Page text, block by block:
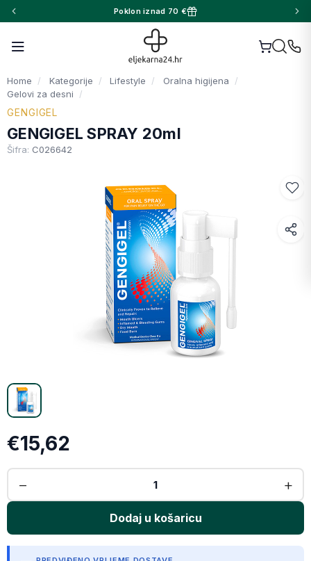
Poklon iznad 70 €
Home Kategorije Lifestyle
Oralna higijena
Gelovi za desni
GENGIGEL
GENGIGEL SPRAY 20ml
Šifra: C026642
Facebook
WhatsApp
X (Twitter)
Email
Kopiraj link
€15,62